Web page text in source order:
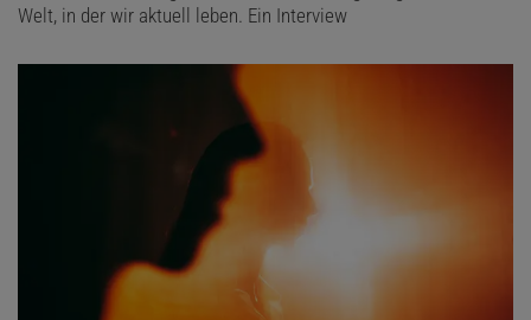
Welt, in der wir aktuell leben. Ein Interview